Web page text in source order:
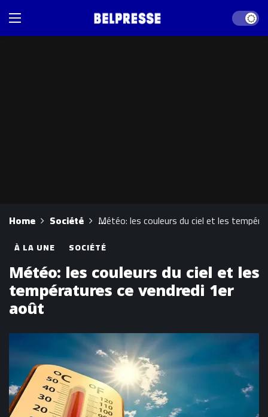
Dark
Home Société Météo: les couleurs du ciel et les
À LA UNE SOCIÉTÉ
Météo: les couleurs du ciel et les
températures ce vendredi 1er
août